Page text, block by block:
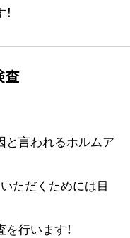
査
と言われるホルムア
ただくためには目
行います！